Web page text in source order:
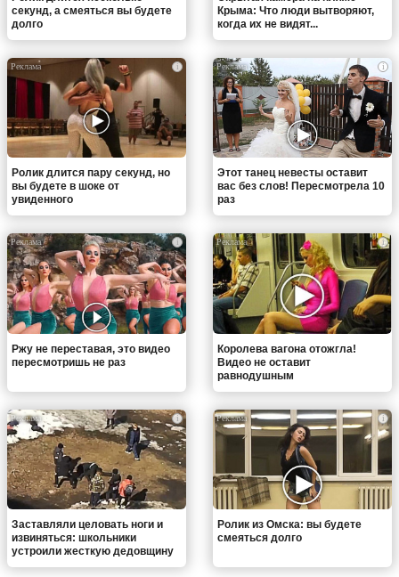
секунд, а смеяться вы будете
долго
Крыма: Что люди вытворяют,
когда их не видят...
i
Ролик длится пару секунд, но
вы будете в шоке от
увиденного
i
Этот танец невесты оставит
вас без слов! Пересмотрела 10
раз
i
Ржу не переставая, это видео
пересмотришь не раз
i
Королева вагона отожгла!
Видео не оставит
равнодушным
i
Заставляли целовать ноги и
извиняться: школьники
устроили жесткую дедовщину
i
Ролик из Омска: вы будете
смеяться долго